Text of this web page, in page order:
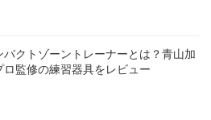
パクトゾーントレーナーとは？青山加
ロ監修の練習器具をレビュー